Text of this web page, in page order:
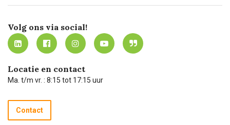
Werken bij Carel Lurvink
MVO
Mijn Carel Lurvink
Mijn Carel Lurvink instructievideo's
Carel Lurvink App
Hulp op afstand
Technische dienst
Recycle programma
Betalen
Innovation LAB
Tevreden klanten
Carel Lurvink Blog
Carel de podcast
Volg ons via social!
Locatie en contact
Ma. t/m vr. : 8:15 tot 17:15 uur
Contact